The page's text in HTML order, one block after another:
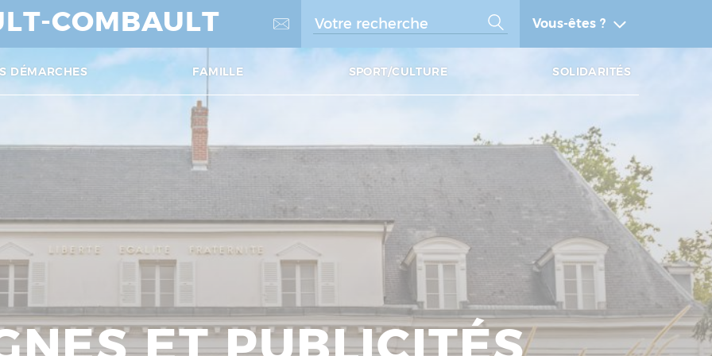
COMBAULT Vous-êtes ?
DÉMARCHES FAMILLE SPORT/CULTURE SOLIDARITÉS